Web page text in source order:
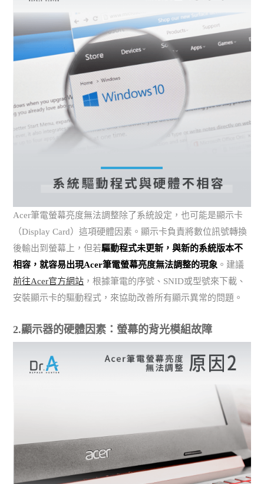
Acer筆電螢幕亮度無法調整除了系統設定，也可能是顯示卡
（Display Card）這項硬體因素。顯示卡負責將數位訊號轉換
後輸出到螢幕上，但若驅動程式未更新，與新的系統版本不
相容，就容易出現Acer筆電螢幕亮度無法調整的現象 。建議
前往Acer官方網站 ，根據筆電的序號、SNID或型號來下載、
安裝顯示卡的驅動程式，來協助改善所有顯示異常的問題。
2.顯示器的硬體因素：螢幕的背光模組故障